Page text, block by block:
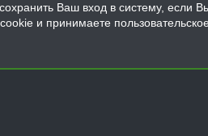
Ваш вход в систему, если Вы
и принимаете